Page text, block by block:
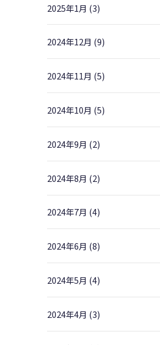
2025年1月 (3)
2024年12月 (9)
2024年11月 (5)
2024年10月 (5)
2024年9月 (2)
2024年8月 (2)
2024年7月 (4)
2024年6月 (8)
2024年5月 (4)
2024年4月 (3)